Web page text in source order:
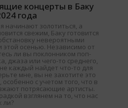
концерты в Баку
года
начинают золотиться, а
свежим, Баку готовится
невероятными
этой осенью. Независимо от
ли вы поклонником поп-
джаза или чего-то среднего,
каждый найдет что-то для
мне, вы не захотите это
особенно с учетом того, что в
потрясающие артисты.
взглянем на то, что нас
ли?